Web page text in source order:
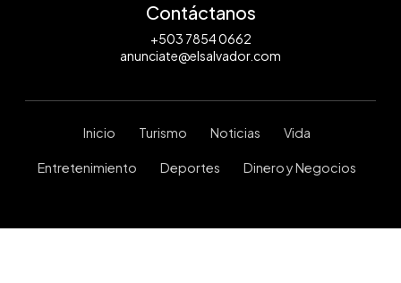
Contáctanos
+503 7854 0662
anunciate@elsalvador.com
Inicio Turismo Noticias Vida
Entretenimiento Deportes Dinero y Negocios